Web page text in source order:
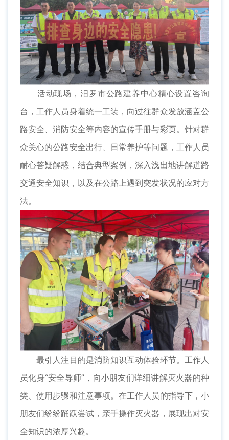
活动现场，汨罗市公路建养中心精心设置咨询
台，工作人员身着统一工装，向过往群众发放涵盖公
路安全、消防安全等内容的宣传手册与彩页。针对群
众关心的公路安全出行、日常养护等问题，工作人员
耐心答疑解惑，结合典型案例，深入浅出地讲解道路
交通安全知识，以及在公路上遇到突发状况的应对方
法。
最引人注目的是消防知识互动体验环节。工作人
员化身“安全导师”，向小朋友们详细讲解灭火器的种
类、使用步骤和注意事项。在工作人员的指导下，小
朋友们纷纷踊跃尝试，亲手操作灭火器，展现出对安
全知识的浓厚兴趣。